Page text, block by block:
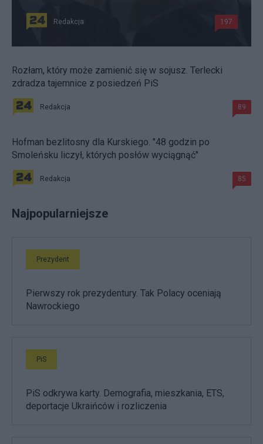
Redakcja 197
Rozłam, który może zamienić się w sojusz. Terlecki
zdradza tajemnice z posiedzeń PiS
Redakcja 89
Hofman bezlitosny dla Kurskiego. "48 godzin po
Smoleńsku liczył, których posłów wyciągnąć"
Redakcja 85
Najpopularniejsze
Prezydent
Pierwszy rok prezydentury. Tak Polacy oceniają
Nawrockiego
PiS
PiS odkrywa karty. Demografia, mieszkania, ETS,
deportacje Ukraińców i rozliczenia